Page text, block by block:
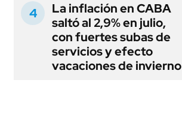
La inflación en CABA
saltó al 2,9% en julio,
con fuertes subas de
servicios y efecto
vacaciones de invierno